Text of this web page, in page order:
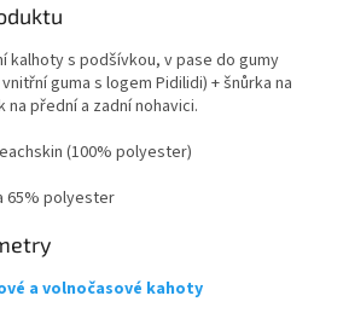
kalhoty s podšívkou, v pase do gumy
guma s logem Pidilidi) + šnůrka na
přední a zadní nohavici.
(100% polyester)
65% polyester
a volnočasové kahoty